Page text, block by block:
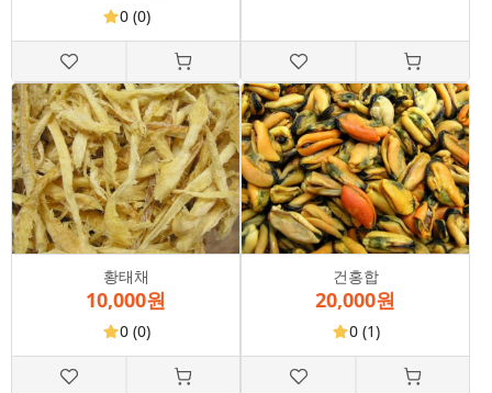
0 (0)
황태채
10,000원
0 (0)
건홍합
20,000원
0 (1)